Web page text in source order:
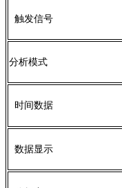
触发信号
分析模式
时间数据
数据显示